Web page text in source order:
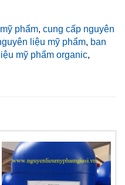
phẩm, cung cấp nguyên
liệu mỹ phẩm, ban
mỹ phẩm organic,